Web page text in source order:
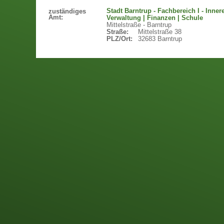
zuständiges
Amt:
Stadt Barntrup - Fachbereich I -
Verwaltung | Finanzen | Schule
Mittelstraße - Barntrup
Straße:
Mittelstraße 38
PLZ/Ort:
32683 Barntrup